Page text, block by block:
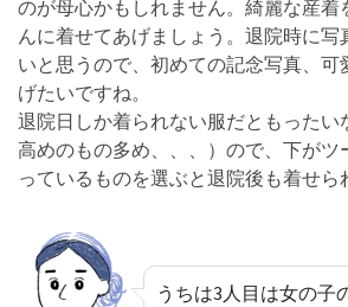
のが母心かもしれません。綺麗な産着
んに着せてあげましょう。退院時に写
いと思うので、初めての記念写真、可
げたいですね。
退院日しか着られない服だともったい
高めのもの多め、、、）ので、下がツ
っているものを選ぶと退院後も着せら
うちは3人目は女の子